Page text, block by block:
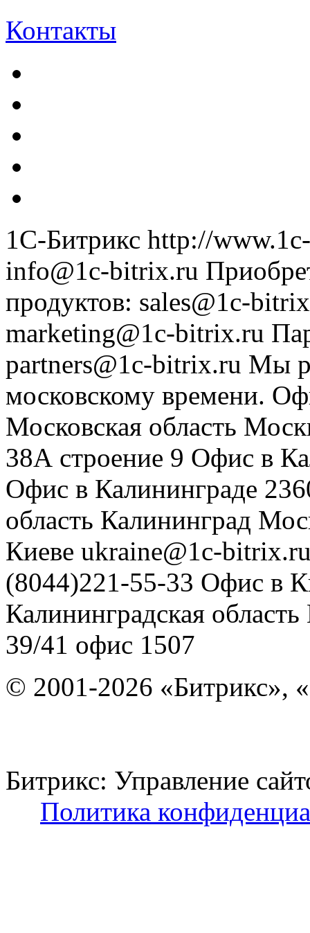
Контакты
1С-Битрикс http://
info@1c-bitrix.ru
продуктов: sales@1c-
marketing@1c-bitrix.ru
partners@1c-bitrix.ru Мы
московскому времени.
Московская область
38А строение 9 Офис в
Офис в Калининграде
область Калининград
Киеве ukraine@1c-
(8044)221-55-33 Офис в
Калининградская область
39/41 офис 1507
© 2001-2026 «Битрикс»,
Битрикс: Управление
Политика